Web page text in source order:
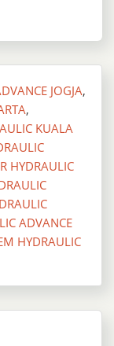
JOGJA,
,
KUALA
HYDRAULIC
ADVANCE
HYDRAULIC